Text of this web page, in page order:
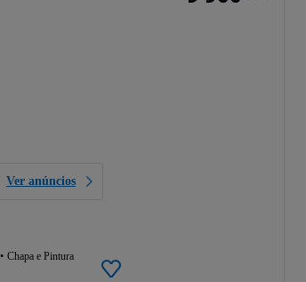
Ver anúncios
Chapa e Pintura